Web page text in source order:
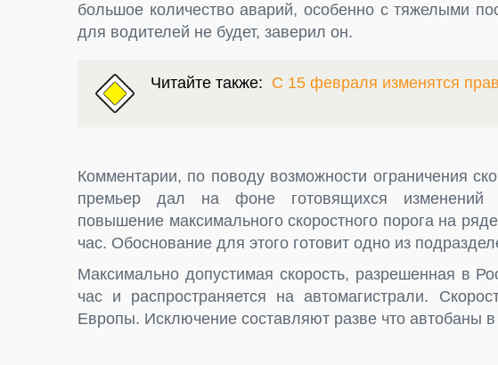
большое количество аварий, особенно с тяжелыми
для водителей не будет, заверил он.
Читайте также: С 15 февраля изменятся
Комментарии, по поводу возможности ограничения
премьер дал на фоне готовящихся изменений
повышение максимального скоростного порога на
час. Обоснование для этого готовит одно из
Максимально допустимая скорость, разрешенная в
час и распространяется на автомагистрали.
Европы. Исключение составляют разве что автобаны